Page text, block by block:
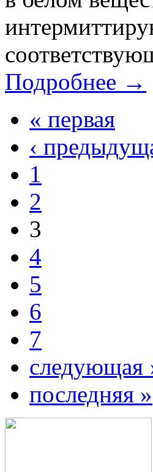
Подробнее →
« первая
‹
1
2
3
4
5
6
7
следующая
последняя »